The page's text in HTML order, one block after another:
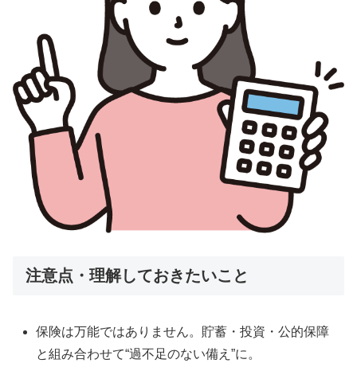
注意点・理解しておきたいこと
保険は万能ではありません。貯蓄・投資・公的保障
と組み合わせて“過不足のない備え”に。